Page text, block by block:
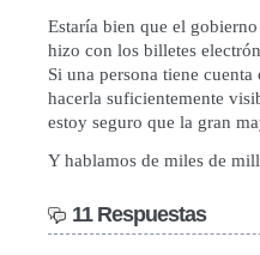
Estaría bien que el
hizo con los billetes
Si una persona tiene
hacerla suficientemente
estoy seguro que la gran
Y hablamos de miles de
11 Respuestas